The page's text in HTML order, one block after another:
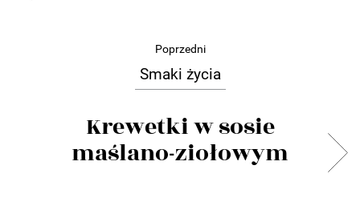
Poprzedni
Smaki życia
Krewetki w sosie
maślano-ziołowym